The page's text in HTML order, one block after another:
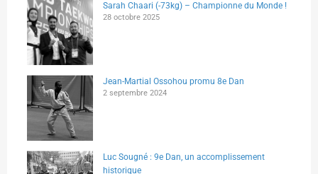
Sarah Chaari (-73kg) – Championne du Monde !
28 octobre 2025
Jean-Martial Ossohou promu 8e Dan
2 septembre 2024
Luc Sougné : 9e Dan, un accomplissement
historique